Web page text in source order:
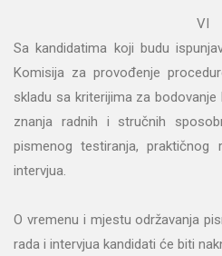
VI
Sa kandidatima koji budu
Komisija za provođenje
skladu sa kriterijima za
znanja radnih i stručnih
pismenog testiranja, praktičnog
intervjua.
O vremenu i mjestu održavanja
rada i intervjua kandidati će biti